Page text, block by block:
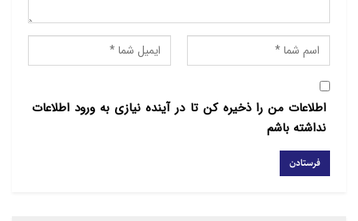
افزایش داده‌اند.
اطلاعات من را ذخیره کن تا در آینده نیازی به ورود اطلاعات
نداشته باشم